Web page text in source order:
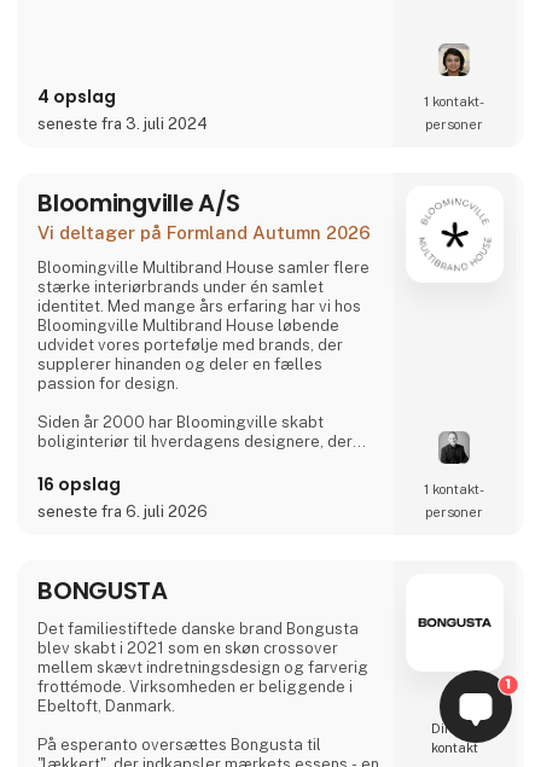
Produktionsmodellerne i vores
højkvalitetshåndværk tilbyder
4 opslag
seneste fra 3. juli 2024
1 kontakt­
personer
Bloomingville A/S
Vi deltager på Formland Autumn 2026
Bloomingville Multibrand House samler flere
stærke interiørbrands under én samlet
identitet. Med mange års erfaring har vi hos
Bloomingville Multibrand House løbende
udvidet vores portefølje med brands, der
supplerer hinanden og deler en fælles
passion for design.
Siden år 2000 har Bloomingville skabt
boliginteriør til hverdagens designere, der
skaber glæde. Share your style. Tell your
story. Change your home.
16 opslag
seneste fra 6. juli 2026
1 kontakt­
personer
BONGUSTA
Det familiestiftede danske brand Bongusta
blev skabt i 2021 som en skøn crossover
mellem skævt indretningsdesign og farverig
frottémode. Virksomheden er beliggende i
Ebeltoft, Danmark.
På esperanto oversættes Bongusta til
Direkte
kontakt
1